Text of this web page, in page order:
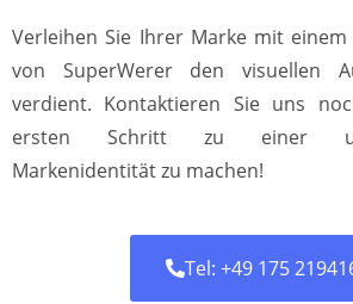
Verleihen Sie Ihrer Marke mit
von SuperWerer den visuellen
verdient. Kontaktieren Sie uns
ersten Schritt zu einer
Markenidentität zu machen!
Tel: +49 175